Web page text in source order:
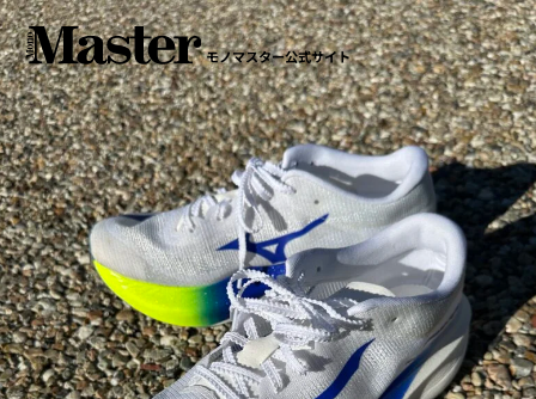
モノマスター公式サイト